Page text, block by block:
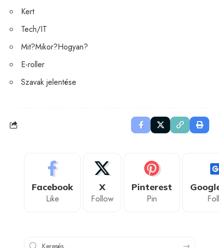
Kert
Tech/IT
Mit?Mikor?Hogyan?
E-roller
Szavak jelentése
Facebook
Like
X
Follow
Pinterest
Pin